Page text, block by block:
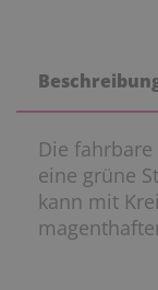
Die
eine grüne
kann mit